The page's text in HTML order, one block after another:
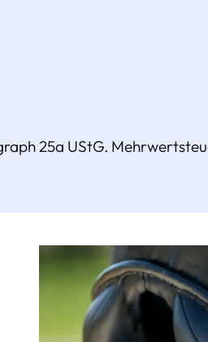
25a UStG.